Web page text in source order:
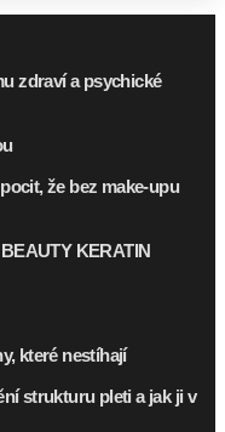
zdraví a psychické
že bez make-upu
KERATIN
které nestíhají
strukturu pleti a jak ji v